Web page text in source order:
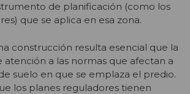
de planificación (como los
que se aplica en esa zona.
construcción resulta esencial que la
atención a las normas que afectan a
suelo en que se emplaza el predio.
los planes reguladores tienen